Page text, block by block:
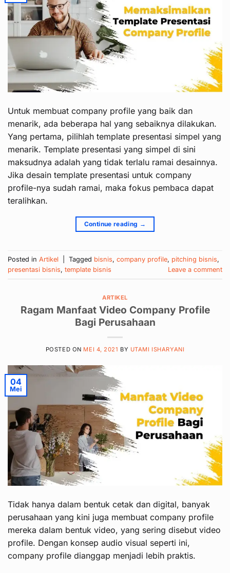
Untuk membuat company profile yang baik dan
menarik, ada beberapa hal yang sebaiknya dilakukan.
Yang pertama, pilihlah template presentasi simpel yang
menarik. Template presentasi yang simpel di sini
maksudnya adalah yang tidak terlalu ramai desainnya.
Jika desain template presentasi untuk company
profile-nya sudah ramai, maka fokus pembaca dapat
teralihkan.
Continue reading →
Posted in Artikel Tagged bisnis, company profile, pitching bisnis,
presentasi bisnis, template bisnis Leave a comment
ARTIKEL
Ragam Manfaat Video Company Profile
Bagi Perusahaan
POSTED ON MEI 4, 2021 BY UTAMI ISHARYANI
04
Mei
Tidak hanya dalam bentuk cetak dan digital, banyak
perusahaan yang kini juga membuat company profile
mereka dalam bentuk video, yang sering disebut video
profile. Dengan konsep audio visual seperti ini,
company profile dianggap menjadi lebih praktis.